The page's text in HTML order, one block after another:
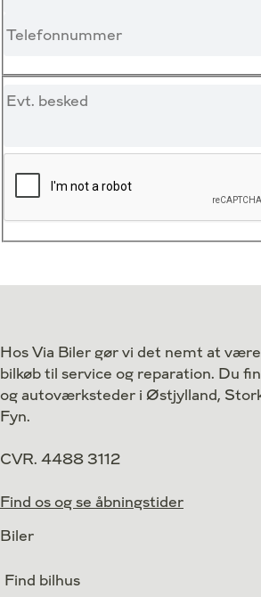
Hos Via Biler gør vi det nemt at
bilkøb til service og reparation. Du
og autoværksteder i Østjylland,
Fyn.
CVR. 4488 3112
Find os og se åbningstider
Biler
Find bilhus